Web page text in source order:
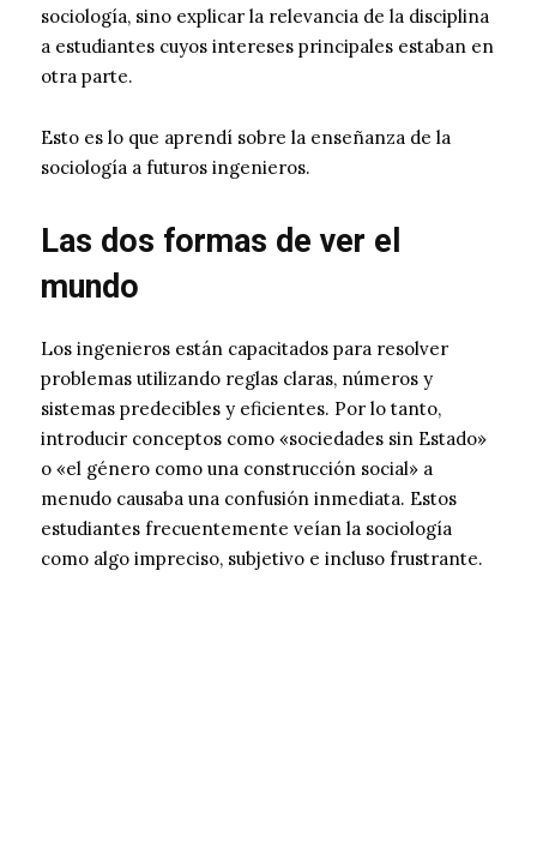
sociología, sino explicar la relevancia de la disciplina
a estudiantes cuyos intereses principales estaban en
otra parte.
Esto es lo que aprendí sobre la enseñanza de la
sociología a futuros ingenieros.
Las dos formas de ver el
mundo
Los ingenieros están capacitados para resolver
problemas utilizando reglas claras, números y
sistemas predecibles y eficientes. Por lo tanto,
introducir conceptos como «sociedades sin Estado»
o «el género como una construcción social» a
menudo causaba una confusión inmediata. Estos
estudiantes frecuentemente veían la sociología
como algo impreciso, subjetivo e incluso frustrante.